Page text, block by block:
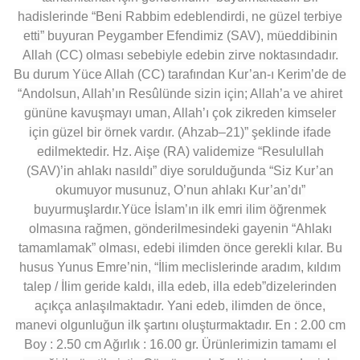
hadislerinde “Beni Rabbim edeblendirdi, ne güzel terbiye
etti” buyuran Peygamber Efendimiz (SAV), müeddibinin
Allah (CC) olması sebebiyle edebin zirve noktasındadır.
Bu durum Yüce Allah (CC) tarafından Kur’an-ı Kerim’de de
“Andolsun, Allah’ın Resûlünde sizin için; Allah’a ve ahiret
gününe kavuşmayı uman, Allah’ı çok zikreden kimseler
için güzel bir örnek vardır. (Ahzab–21)” şeklinde ifade
edilmektedir. Hz. Aişe (RA) validemize “Resulullah
(SAV)’in ahlakı nasıldı” diye sorulduğunda “Siz Kur’an
okumuyor musunuz, O’nun ahlakı Kur’an’dı”
buyurmuşlardır.Yüce İslam’ın ilk emri ilim öğrenmek
olmasına rağmen, gönderilmesindeki gayenin “Ahlakı
tamamlamak” olması, edebi ilimden önce gerekli kılar. Bu
husus Yunus Emre’nin, “İlim meclislerinde aradım, kıldım
talep / İlim geride kaldı, illa edeb, illa edeb”dizelerinden
açıkça anlaşılmaktadır. Yani edeb, ilimden de önce,
manevi olgunluğun ilk şartını oluşturmaktadır. En : 2.00 cm
Boy : 2.50 cm Ağırlık : 16.00 gr. Ürünlerimizin tamamı el